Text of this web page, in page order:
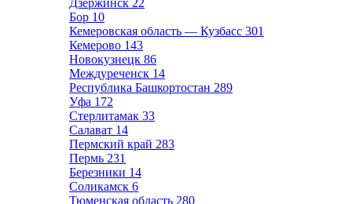
Дзержинск 22
Бор 10
Кемеровская область — Кузбасс 301
Кемерово 143
Новокузнецк 86
Междуреченск 14
Республика Башкортостан 289
Уфа 172
Стерлитамак 33
Салават 14
Пермский край 283
Пермь 231
Березники 14
Соликамск 6
Тюменская область 280